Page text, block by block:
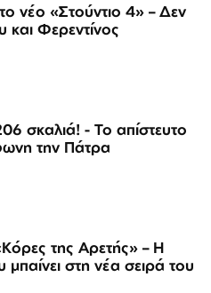
νέο «Στούντιο 4» – Δεν
και Φερεντίνος
- Το απίστευτο
την Πάτρα
της Αρετής» – Η
στη νέα σειρά του